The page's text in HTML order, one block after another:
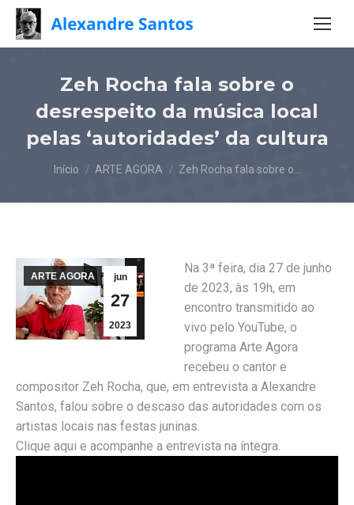
Zeh Rocha fala sobre o
desrespeito da música local
pelas ‘autoridades’ da cultura
Você está aqui:
Início ARTE AGORA Zeh Rocha fala sobre o…
jun
27
2023
ARTE AGORA
Na 3ª feira, dia 27 de junho
de 2023, às 19h, em
encontro transmitido ao
vivo pelo YouTube, o
programa Arte Agora
recebeu o cantor e
compositor Zeh Rocha, que, em entrevista a Alexandre
Santos, falou sobre o descaso das autoridades com os
artistas locais nas festas juninas.
Clique aqui e acompanhe a entrevista na íntegra.